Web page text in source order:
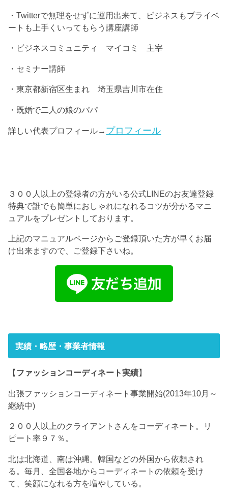
・Twitterで無理をせずに運用出来て、ビジネスもプライベ
ートも上手くいってもらう講座講師
・ビジネスコミュニティ マイコミ 主宰
・セミナー講師
・東京都新宿区生まれ 埼玉県吉川市在住
・既婚で二人の娘のパパ
詳しい代表プロフィール→ プロフィール
３００人以上の登録者の方がいる公式LINEのお友達登録
特典で誰でも簡単におしゃれになれるコツが分かるマニ
ュアルをプレゼントしております。
上記のマニュアルページからご登録頂いた方が早くお届
け出来ますので、ご登録下さいね。
実績・略歴・事業者情報
【 ファッションコーディネート実績】
出張ファッションコーディネート事業開始(2013年10月～
継続中)
２００人以上のクライアントさんをコーディネート。リ
ピート率９７％。
北は北海道、南は沖縄。韓国などの外国から依頼され
る。毎月、全国各地からコーディネートの依頼を受け
て、笑顔になれる方を増やしている。